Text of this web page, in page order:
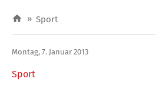
» Sport
Sport
Montag, 7. Januar 2013